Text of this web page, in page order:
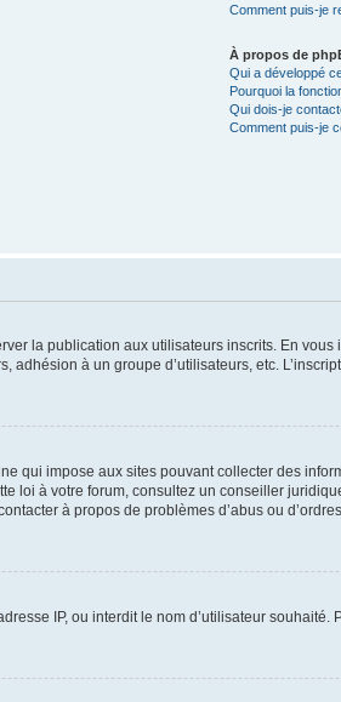
Comment puis-je
À propos de
Qui a développé
Pourquoi la
Qui dois-je
Comment puis-je
la publication aux utilisateurs inscrits. En
à un groupe d’utilisateurs, etc.
qui impose aux sites pouvant collecter des
loi à votre forum, consultez un conseiller
à propos de problèmes d’abus ou
IP, ou interdit le nom d’utilisateur souhaité.